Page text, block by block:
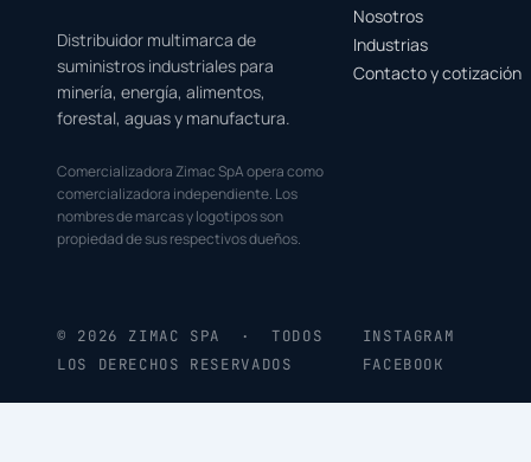
Distribuidor multimarca de
suministros industriales para
minería, energía, alimentos,
forestal, aguas y manufactura.
Comercializadora Zimac SpA opera como
comercializadora independiente. Los
nombres de marcas y logotipos son
propiedad de sus respectivos dueños.
Nosotros
Industrias
Contacto y cotización
© 2026 ZIMAC SPA · TODOS
LOS DERECHOS RESERVADOS
INSTAGRAM
FACEBOOK